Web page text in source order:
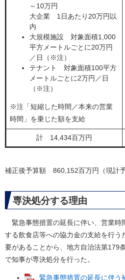
～10万円
大企業 1日あたり20万円以
内
大規模施設 対象面積1,000
平方メートルごとに20万円
／日（※注）
テナント 対象面積100平方
メートルごとに2万円／日
（※注）
※注「短縮した時間／本来の営業
時間」を乗じた額を支給
計 14,434百万円​
補正後予算額 860,152百万円（現計
専決処分する理由
緊急事態措置の延長に伴い、営業時
する飲食店等への協力金の支給を行う
要があることから、地方自治法第179
で知事が専決処分を行った。
緊急事態措置の延長に伴う